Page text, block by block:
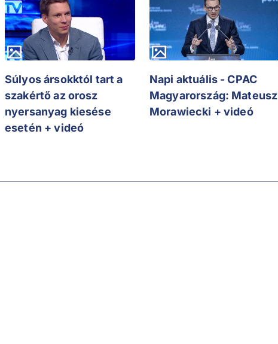
Súlyos ársokktól tart a
szakértő az orosz
nyersanyag kiesése
esetén + videó
Napi aktuális - CPAC
Magyarország: Mateusz
Morawiecki + videó